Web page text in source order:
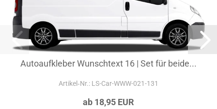
Autoaufkleber Wunschtext 16 | Set für beide...
Artikel‑Nr.: LS-Car-WWW-021-131
ab 18,95 EUR